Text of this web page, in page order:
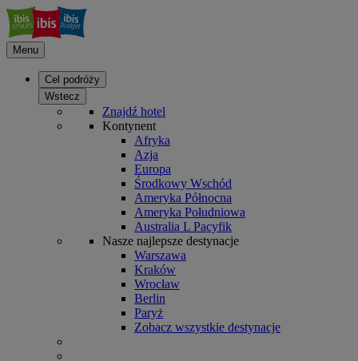
Menu
Cel podróży
Wstecz
Znajdź hotel
Kontynent
Afryka
Azja
Europa
Środkowy Wschód
Ameryka Północna
Ameryka Południowa
Australia L Pacyfik
Nasze najlepsze destynacje
Warszawa
Kraków
Wrocław
Berlin
Paryż
Zobacz wszystkie destynacje